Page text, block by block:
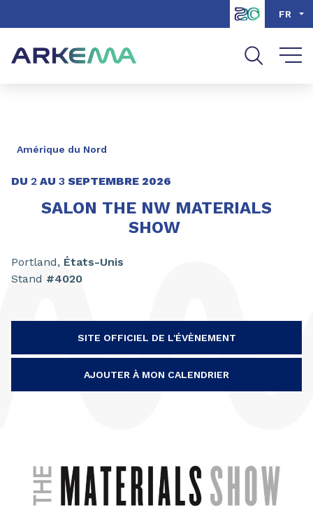
Aller à la recherche
FR
Amérique du Nord
DU 2 AU 3 SEPTEMBRE 2026
SALON THE NW MATERIALS
SHOW
Portland, États-Unis
Stand #4020
SITE OFFICIEL DE L'ÉVÈNEMENT
AJOUTER À MON CALENDRIER